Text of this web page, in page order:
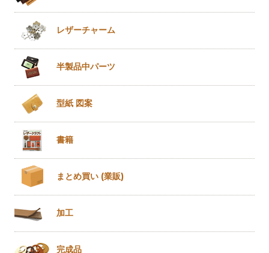
レザーチャーム
半製品中パーツ
型紙 図案
書籍
まとめ買い (業販)
加工
完成品